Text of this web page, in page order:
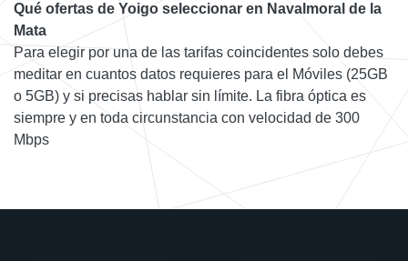
Qué ofertas de Yoigo seleccionar en Navalmoral de la
Mata
Para elegir por una de las tarifas coincidentes solo debes
meditar en cuantos datos requieres para el Móviles (25GB
o 5GB) y si precisas hablar sin límite. La fibra óptica es
siempre y en toda circunstancia con velocidad de 300
Mbps